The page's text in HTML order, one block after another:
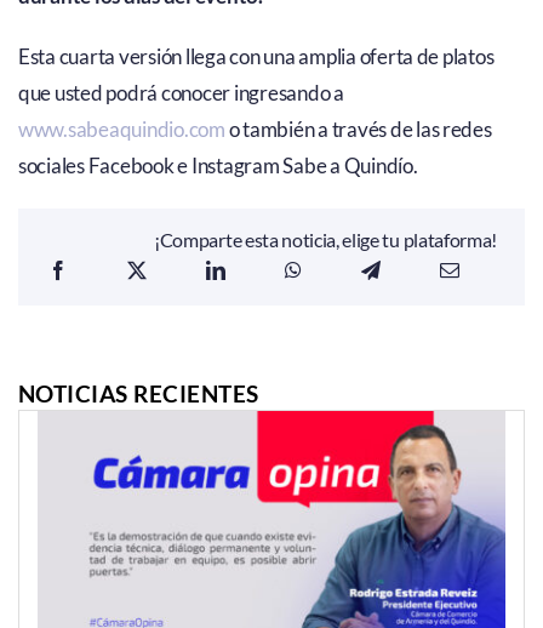
Esta cuarta versión llega con una amplia oferta de platos
que usted podrá conocer ingresando a
www.sabeaquindio.como también a través de las redes
sociales Facebook e Instagram Sabe a Quindío.
¡Comparte esta noticia, elige tu plataforma!
NOTICIAS RECIENTES